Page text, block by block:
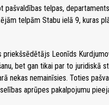
telpas,
telpām Stabu ielā 9, kuras
Leonīds
bet gan tikai par to juridiskā
nekas nemainīsies. Toties
aprūpes pakalpojumu